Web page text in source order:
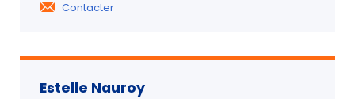
Contacter
Estelle Nauroy